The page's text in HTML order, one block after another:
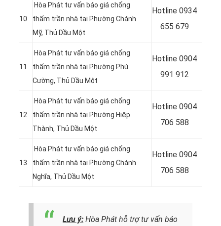
10
Hòa Phát tư vấn báo giá chống
thấm trần nhà tại Phường Chánh
Mỹ, Thủ Dầu Một
Hotline 0934
655 679
11
Hòa Phát tư vấn báo giá chống
thấm trần nhà tại Phường Phú
Cường, Thủ Dầu Một
Hotline 0904
991 912
12
Hòa Phát tư vấn báo giá chống
thấm trần nhà tại Phường Hiệp
Thành, Thủ Dầu Một
Hotline 0904
706 588
13
Hòa Phát tư vấn báo giá chống
thấm trần nhà tại Phường Chánh
Nghĩa, Thủ Dầu Một
Hotline 0904
706 588
Lưu ý: Hòa Phát hỗ trợ tư vấn báo